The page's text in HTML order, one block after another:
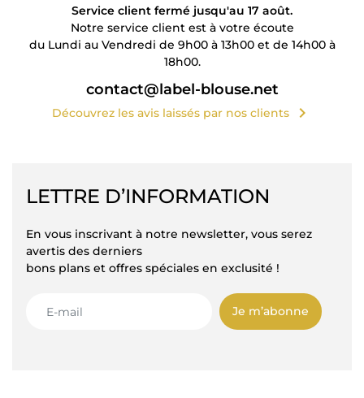
Service client fermé jusqu'au 17 août.
Notre service client est à votre écoute
du Lundi au Vendredi de 9h00 à 13h00 et de 14h00 à
18h00.
contact@label-blouse.net
Découvrez les avis laissés par nos clients chevron_right
LETTRE D’INFORMATION
En vous inscrivant à notre newsletter, vous serez
avertis des derniers
bons plans et offres spéciales en exclusité !
Je m’abonne